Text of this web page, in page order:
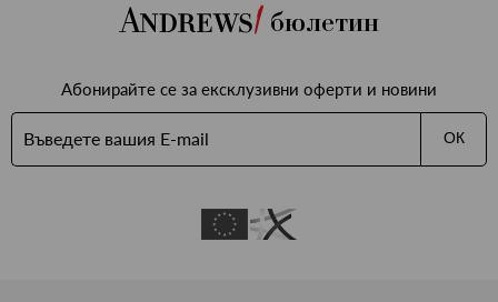
бюлетин
Абонирайте се за ексклузивни оферти и новини
ОК